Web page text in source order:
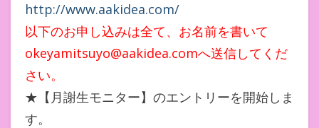
http://www.aakidea.com/
以下のお申し込みは全て、お名前を書いて
okeyamitsuyo@aakidea.comへ送信してくだ
さい。
★【月謝生モニター】のエントリーを開始しま
す。